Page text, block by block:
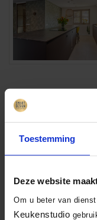
Toestemming
Deze website
Om u beter van
Keukenstudio